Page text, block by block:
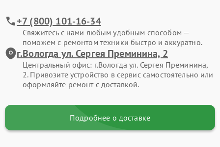
+7 (800) 101-16-34
Свяжитесь с нами любым удобным способом —
поможем с ремонтом техники быстро и аккуратно.
г.Вологда ул. Сергея Преминина, 2
Центральный офис: г.Вологда ул. Сергея Преминина,
2. Привозите устройство в сервис самостоятельно или
оформляйте ремонт с доставкой.
Подробнее о доставке